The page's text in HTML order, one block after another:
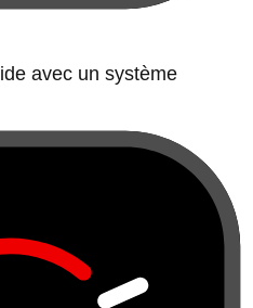
avec un système